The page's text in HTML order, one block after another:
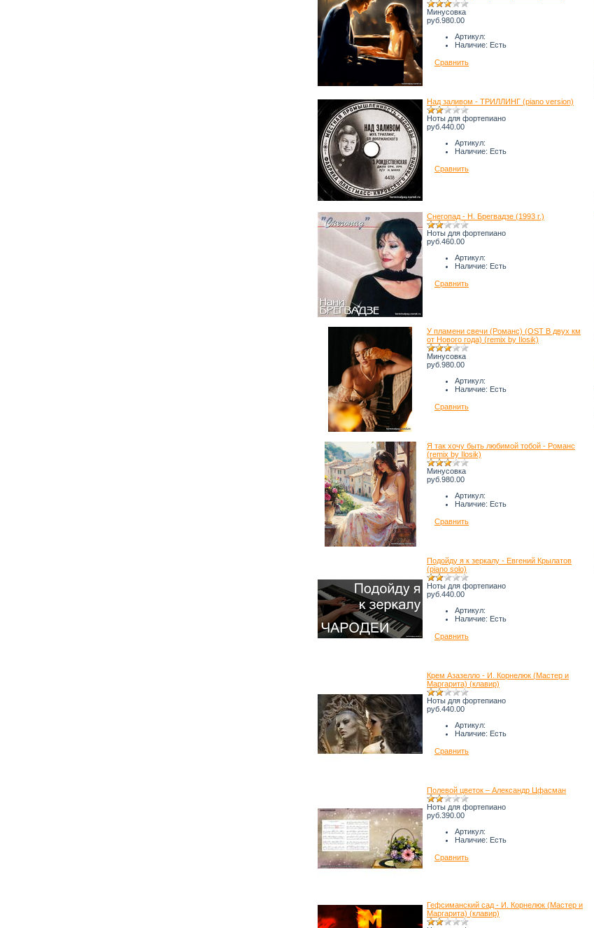
Минусовка
руб.980.00
Артикул:
Наличие: Есть
Сравнить
Над заливом - ТРИЛЛИНГ (piano version)
Ноты для фортепиано
руб.440.00
Артикул:
Наличие: Есть
Сравнить
Снегопад - Н. Брегвадзе (1993 г.)
Ноты для фортепиано
руб.460.00
Артикул:
Наличие: Есть
Сравнить
У пламени свечи (Романс) (OST В двух км
от Нового года) (remix by Ilosik)
Минусовка
руб.980.00
Артикул:
Наличие: Есть
Сравнить
Я так хочу быть любимой тобой - Романс
(remix by Ilosik)
Минусовка
руб.980.00
Артикул:
Наличие: Есть
Сравнить
Подойду я к зеркалу - Евгений Крылатов
(piano solo)
Ноты для фортепиано
руб.440.00
Артикул:
Наличие: Есть
Сравнить
Крем Азазелло - И. Корнелюк (Мастер и
Маргарита) (клавир)
Ноты для фортепиано
руб.440.00
Артикул:
Наличие: Есть
Сравнить
Полевой цветок – Александр Цфасман
Ноты для фортепиано
руб.390.00
Артикул:
Наличие: Есть
Сравнить
Гефсиманский сад - И. Корнелюк (Мастер и
Маргарита) (клавир)